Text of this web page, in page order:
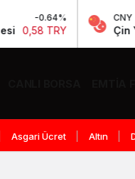
-0.64%
0,58 TRY
CNY
Çin
Asgari Ücret Altın